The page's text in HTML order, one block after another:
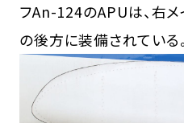
フAn-124のAPUは、右
の後方に装備されている。